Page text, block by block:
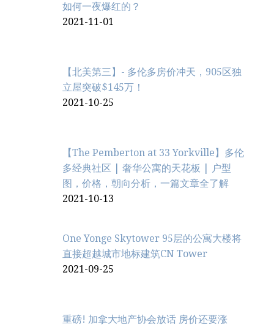
如何一夜爆红的？
2021-11-01
【北美第三】- 多伦多房价冲天，905区独
立屋突破$145万！
2021-10-25
【The Pemberton at 33 Yorkville】多伦
多经典社区 | 奢华公寓的天花板 | 户型
图，价格，朝向分析，一篇文章全了解
2021-10-13
One Yonge Skytower 95层的公寓大楼将
直接超越城市地标建筑CN Tower
2021-09-25
重磅! 加拿大地产协会放话 房价还要涨